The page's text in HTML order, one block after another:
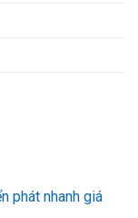
phát nhanh giá